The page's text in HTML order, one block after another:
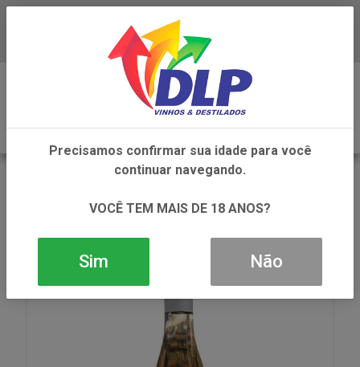
Baixe já o APP da DLP Vinhos
Precisamos confirmar sua idade para você
continuar navegando.
VOCÊ TEM MAIS DE 18 ANOS?
Sim Não